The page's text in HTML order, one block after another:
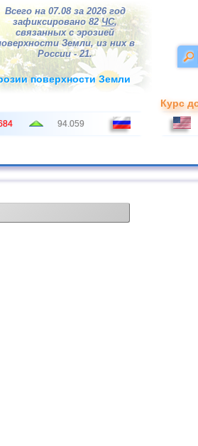
Всего на 07.08 за 2026 год
зафиксировано 82ЧС,
связанных с эрозией
Земли, из них в
России - 21.
поверхности Земли
94.059
Курс